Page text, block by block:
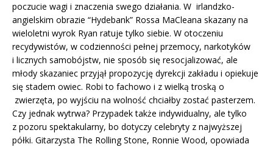
poczucie wagi i znaczenia swego działania. W irlandzko-
angielskim obrazie “Hydebank” Rossa MaCleana skazany na
wieloletni wyrok Ryan ratuje tylko siebie. W otoczeniu
recydywistów, w codzienności pełnej przemocy, narkotyków
i licznych samobójstw, nie sposób się resocjalizować, ale
młody skazaniec przyjął propozycję dyrekcji zakładu i opiekuje
się stadem owiec. Robi to fachowo i z wielką troską o
zwierzęta, po wyjściu na wolność chciałby zostać pasterzem.
Czy jednak wytrwa? Przypadek także indywidualny, ale tylko
z pozoru spektakularny, bo dotyczy celebryty z najwyższej
półki. Gitarzysta The Rolling Stone, Ronnie Wood, opowiada